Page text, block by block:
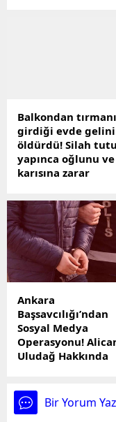
Balkondan
girdiği evde
öldürdü! Silah
yapınca oğlunu ve
karısına zarar
Karabükte
çıkan Tarık Çimen,
balkondan tırmanarak
girdiği evde gelinini
silahla başından
öldürdü. Çimen,
isterken tabanca
yapınca kaçtı. Kısa
yakalanan Çimen,
kendisine iftira
için hapse düştüğünü
Ankara
Başsavcılığı’ndan
Sosyal Medya
Operasyonu!
Uludağ Hakkında
Başsavcılığı, sanal
medyada yaptığı
Bir Yorum